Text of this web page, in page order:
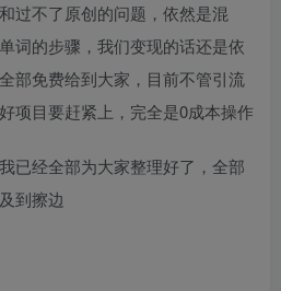
过不了原创的问题，依然是混
词的步骤，我们变现的话还是依
部免费给到大家，目前不管引流
项目要赶紧上，完全是0成本操作
已经全部为大家整理好了，全部
到擦边